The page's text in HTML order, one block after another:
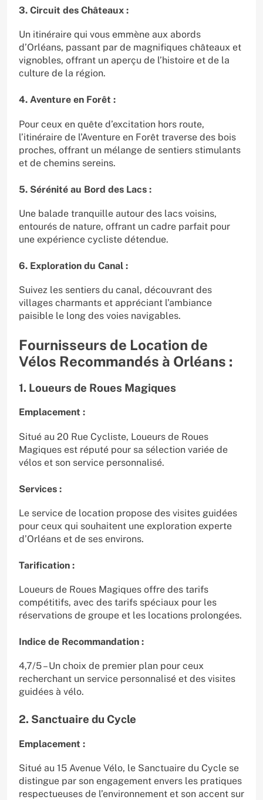
3. Circuit des Châteaux :
Un itinéraire qui vous emmène aux abords
d’Orléans, passant par de magnifiques châteaux et
vignobles, offrant un aperçu de l’histoire et de la
culture de la région.
4. Aventure en Forêt :
Pour ceux en quête d’excitation hors route,
l’itinéraire de l’Aventure en Forêt traverse des bois
proches, offrant un mélange de sentiers stimulants
et de chemins sereins.
5. Sérénité au Bord des Lacs :
Une balade tranquille autour des lacs voisins,
entourés de nature, offrant un cadre parfait pour
une expérience cycliste détendue.
6. Exploration du Canal :
Suivez les sentiers du canal, découvrant des
villages charmants et appréciant l’ambiance
paisible le long des voies navigables.
Fournisseurs de Location de
Vélos Recommandés à Orléans :
1. Loueurs de Roues Magiques
Emplacement :
Situé au 20 Rue Cycliste, Loueurs de Roues
Magiques est réputé pour sa sélection variée de
vélos et son service personnalisé.
Services :
Le service de location propose des visites guidées
pour ceux qui souhaitent une exploration experte
d’Orléans et de ses environs.
Tarification :
Loueurs de Roues Magiques offre des tarifs
compétitifs, avec des tarifs spéciaux pour les
réservations de groupe et les locations prolongées.
Indice de Recommandation :
4,7/5 – Un choix de premier plan pour ceux
recherchant un service personnalisé et des visites
guidées à vélo.
2. Sanctuaire du Cycle
Emplacement :
Situé au 15 Avenue Vélo, le Sanctuaire du Cycle se
distingue par son engagement envers les pratiques
respectueuses de l’environnement et son accent sur